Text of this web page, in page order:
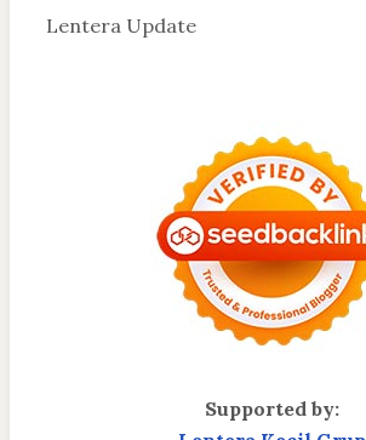
Lentera Update
Supported by: